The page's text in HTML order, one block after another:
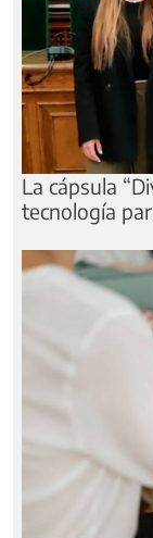
La cápsula
tecnología